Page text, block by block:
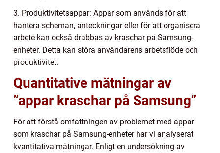
3. Produktivitetsappar: Appar som används för att
hantera scheman, anteckningar eller för att organisera
arbete kan också drabbas av kraschar på Samsung-
enheter. Detta kan störa användarens arbetsflöde och
produktivitet.
Quantitative mätningar av
”appar kraschar på Samsung”
För att förstå omfattningen av problemet med appar
som kraschar på Samsung-enheter har vi analyserat
kvantitativa mätningar. Enligt en undersökning av